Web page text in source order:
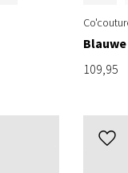
109,95